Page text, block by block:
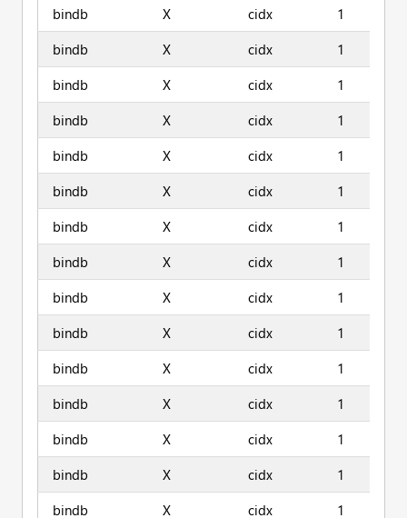
bindb
X cidx
1
bindb
X cidx
1
bindb
X cidx
1
bindb
X cidx
1
bindb
X cidx
1
bindb
X cidx
1
bindb
X cidx
1
bindb
X cidx
1
bindb
X cidx
1
bindb
X cidx
1
bindb
X cidx
1
bindb
X cidx
1
bindb
X cidx
1
bindb
X cidx
1
bindb
X cidx
1